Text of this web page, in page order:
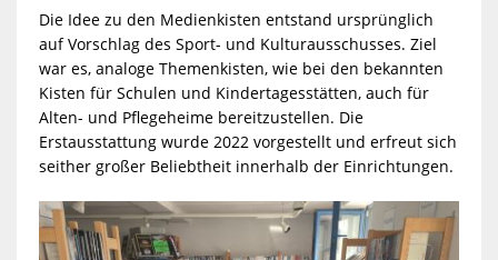
Die Idee zu den Medienkisten entstand ursprünglich
auf Vorschlag des Sport- und Kulturausschusses. Ziel
war es, analoge Themenkisten, wie bei den bekannten
Kisten für Schulen und Kindertagesstätten, auch für
Alten- und Pflegeheime bereitzustellen. Die
Erstausstattung wurde 2022 vorgestellt und erfreut sich
seither großer Beliebtheit innerhalb der Einrichtungen.